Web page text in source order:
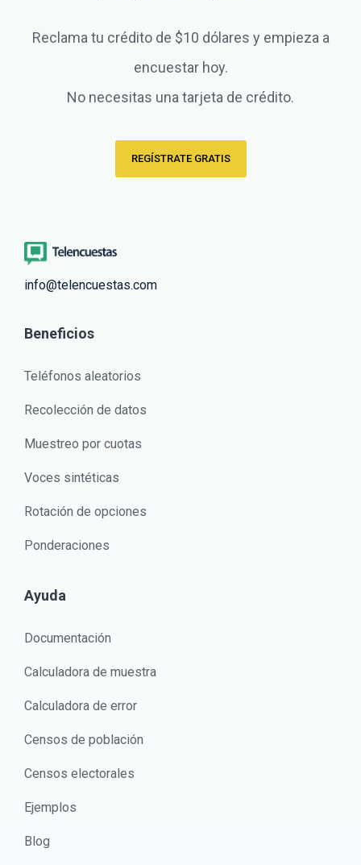
Reclama tu crédito de $10 dólares y empieza a
encuestar hoy.
No necesitas una tarjeta de crédito.
REGÍSTRATE GRATIS
info@telencuestas.com
Beneficios
Teléfonos aleatorios
Recolección de datos
Muestreo por cuotas
Voces sintéticas
Rotación de opciones
Ponderaciones
Ayuda
Documentación
Calculadora de muestra
Calculadora de error
Censos de población
Censos electorales
Ejemplos
Blog